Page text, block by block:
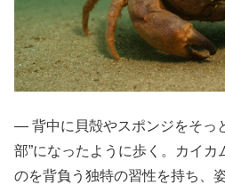
― 背中に貝殻やスポンジをそっ
部”になったように歩く。カイカ
のを背負う独特の習性を持ち、